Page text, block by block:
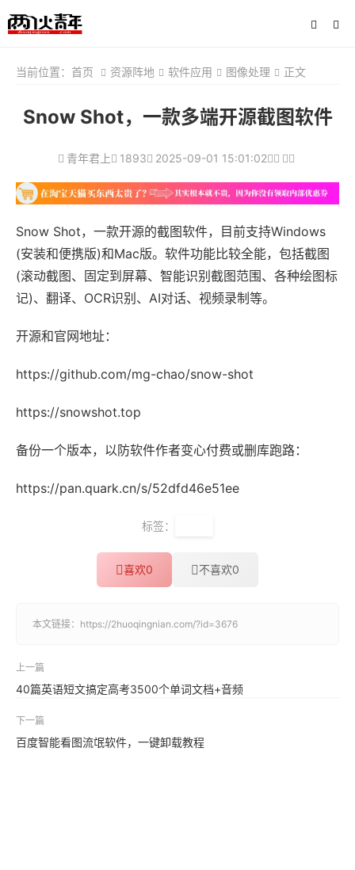
当前位置： 首页 资源阵地 软件应用 图像处理 正文
Snow Shot，一款多端开源截图软件
青年君上 1893 2025-09-01 15:01:02
Snow Shot，一款开源的截图软件，目前支持Windows
(安装和便携版)和Mac版。软件功能比较全能，包括截图
(滚动截图、固定到屏幕、智能识别截图范围、各种绘图标
记)、翻译、OCR识别、AI对话、视频录制等。
开源和官网地址：
https://github.com/mg-chao/snow-shot
https://snowshot.top
备份一个版本，以防软件作者变心付费或删库跑路：
https://pan.quark.cn/s/52dfd46e51ee
标签：
喜欢0 不喜欢0
本文链接： https://2huoqingnian.com/?id=3676
上一篇
40篇英语短文搞定高考3500个单词文档+音频
下一篇
百度智能看图流氓软件，一键卸载教程